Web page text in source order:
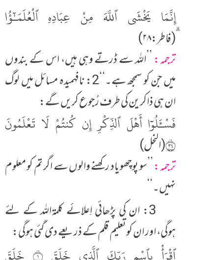
إِنَّمَا يَخْشَى ٱللَّهَ مِنْ عِبَادِهِ ٱلْعُلَمَـٰٓؤُا
(فاطر:۲۸)
ترجمہ:’’اللہ سے ڈرتے وہی ہیں، اس کے بندوں
میں جن کو سمجھ ہے۔‘‘ 2: نافہمیدہ مسائل میں لوگ
ان ہی ذاکرین کی طرف رُجوع کریں گے:
فَسْـَٔلُوٓا أَهْلَ ٱلذِّكْرِ إِن كُنتُمْ لَا تَعْلَمُونَ
٤٣(النحل)
ترجمہ:’’سو پوچھو یاد رکھنے والوں سے اگر تم کو معلوم
نہیں۔‘‘
3: ان کی پڑھائی اِعلائے کلمۃاللہ کے لئے
ہوگی، اور ان کوتعلیم قلم کے ذریعے دی گئی ہوگی: